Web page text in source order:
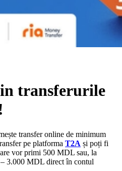
transferurile
transfer online de minimum
pe platforma T2A și poți fi
vor primi 500 MDL sau, la
3.000 MDL direct în contul